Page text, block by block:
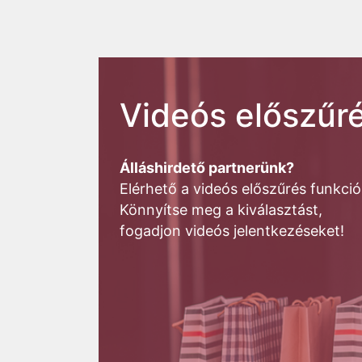
Videós
Álláshirdető partnerünk?
Elérhető a videós előszűrés
Könnyítse meg a kiválasztást,
fogadjon videós jelentkezéseket!